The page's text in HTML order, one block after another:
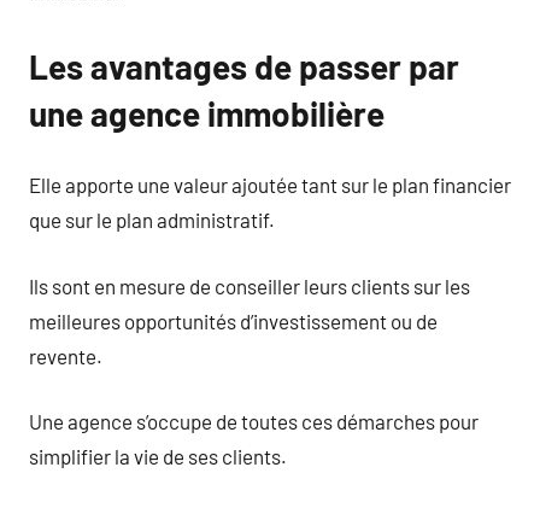
Les avantages de passer par
une agence immobilière
Elle apporte une valeur ajoutée tant sur le plan financier
que sur le plan administratif.
Ils sont en mesure de conseiller leurs clients sur les
meilleures opportunités d’investissement ou de
revente.
Une agence s’occupe de toutes ces démarches pour
simplifier la vie de ses clients.